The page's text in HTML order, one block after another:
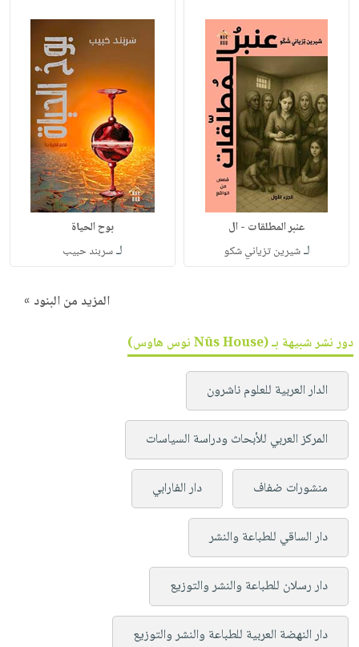
عنبر المطلقات - ال
لـشيرين تزياني شكو
بوح الحياة
لـسربند حبيب
المزيد من البنود »
دور نشر شبيهة بـ (Nûs House نوس هاوس)
الدار العربية للعلوم ناشرون
المركز العربي للأبحاث ودراسة السياسات
منشورات ضفاف دار الفارابي
دار الساقي للطباعة والنشر
دار رسلان للطباعة والنشر والتوزيع
دار النهضة العربية للطباعة والنشر والتوزيع